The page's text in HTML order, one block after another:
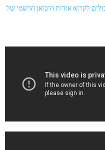
לקרוא אודות היבואן הרשמי של